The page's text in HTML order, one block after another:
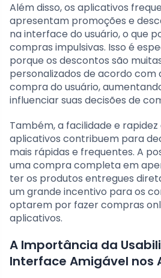
Além disso, os aplicativos
apresentam promoções e
na interface do usuário, o que
compras impulsivas. Isso é
porque os descontos são
personalizados de acordo com
compra do usuário,
influenciar suas decisões de
Também, a facilidade e rapidez
aplicativos contribuem para
mais rápidas e frequentes. A
uma compra completa em
ter os produtos entregues
um grande incentivo para os
optarem por fazer compras
aplicativos.
A Importância da
Interface Amigável nos